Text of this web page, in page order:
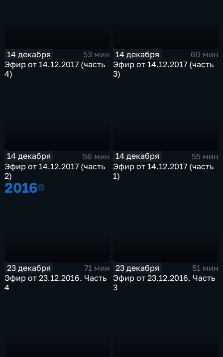
14 декабря
53 мин
Эфир от 14.12.2017 (часть
4)
14 декабря
60 мин
Эфир от 14.12.2017 (часть
3)
14 декабря
56 мин
Эфир от 14.12.2017 (часть
2)
14 декабря
55 мин
Эфир от 14.12.2017 (часть
1)
20162016
23 декабря
71 мин
Эфир от 23.12.2016. Часть
4
23 декабря
51 мин
Эфир от 23.12.2016. Часть
3